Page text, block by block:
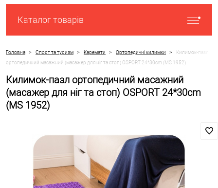
Каталог товарів
Головна > Спорт та туризм > Каремати > Ортопедичні килимки >
Килимок-пазл
ортопедичний масажний (масажер для ніг та стоп) OSPORT 24*30cm (MS 1952)
Килимок-пазл ортопедичний масажний
(масажер для ніг та стоп) OSPORT 24*30cm
(MS 1952)